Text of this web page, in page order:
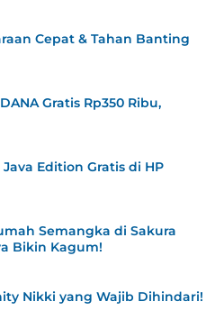
Cepat & Tahan Banting
Gratis Rp350 Ribu,
Edition Gratis di HP
Semangka di Sakura
Bikin Kagum!
Nikki yang Wajib Dihindari!